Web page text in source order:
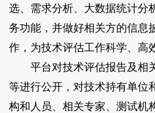
选、需求分析、大数据统计分
务功能，并做好相关方的信息
作，为技术评估工作科学、高
平台对技术评估报告及相
等进行公开，对技术持有单位
构和人员、相关专家、测试机